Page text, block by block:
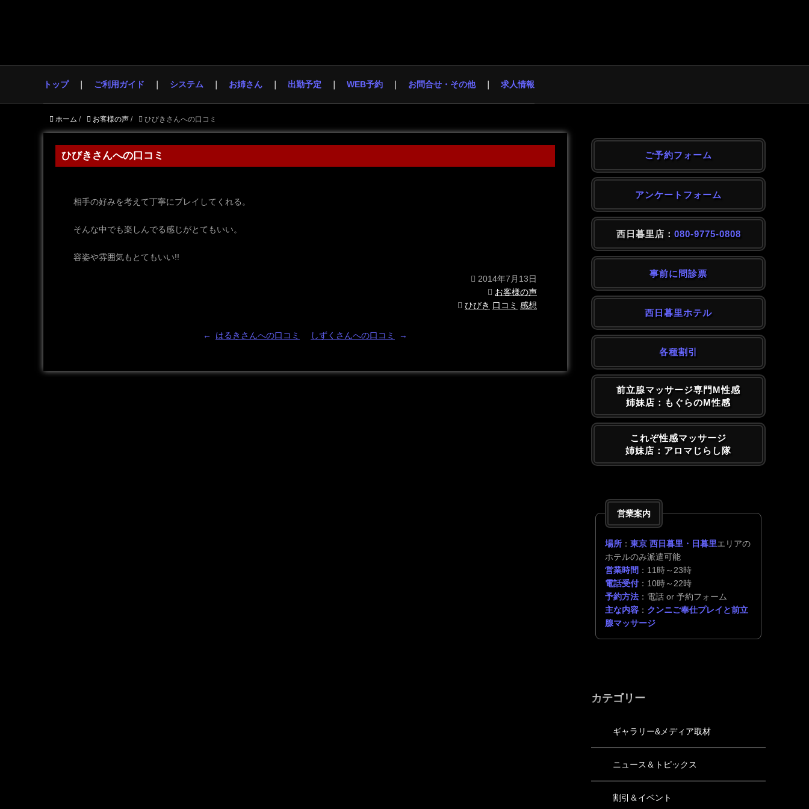
トップ ご利用ガイド システム お姉さん 出勤予定 WEB予約 お問合せ・その他 求人情報
ホーム / お客様の声 / ひびきさんへの口コミ
ひびきさんへの口コミ
相手の好みを考えて丁寧にプレイしてくれる。
そんな中でも楽しんでる感じがとてもいい。
容姿や雰囲気もとてもいい!!
2014年7月13日
お客様の声
ひびき 口コミ 感想
← はるきさんへの口コミ しずくさんへの口コミ →
ご予約フォーム
アンケートフォーム
西日暮里店： 080-9775-0808
事前に問診票
西日暮里ホテル
各種割引
前立腺マッサージ専門M性感
姉妹店：もぐらのM性感
これぞ性感マッサージ
姉妹店：アロマじらし隊
営業案内
場所 ： 東京 西日暮里・日暮里エリアの
ホテルのみ派遣可能
営業時間 ：11時～23時
電話受付：10時～22時
予約方法 ：電話 or 予約フォーム
主な内容 ： クンニご奉仕プレイと前立
腺マッサージ
カテゴリー
ギャラリー&メディア取材
ニュース＆トピックス
割引＆イベント